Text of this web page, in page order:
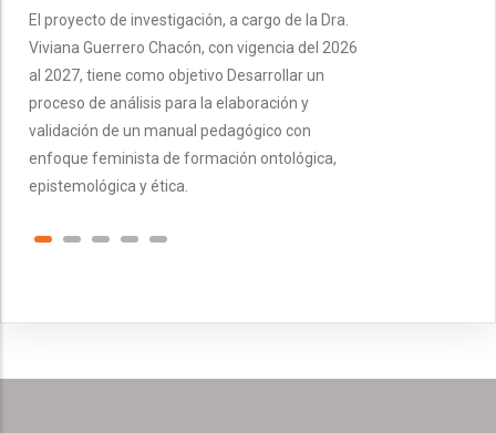
El proyecto de investigación, a cargo de la Dra.
Viviana Guerrero Chacón, con vigencia del 2026
al 2027, tiene como objetivo Desarrollar un
proceso de análisis para la elaboración y
validación de un manual pedagógico con
enfoque feminista de formación ontológica,
epistemológica y ética.